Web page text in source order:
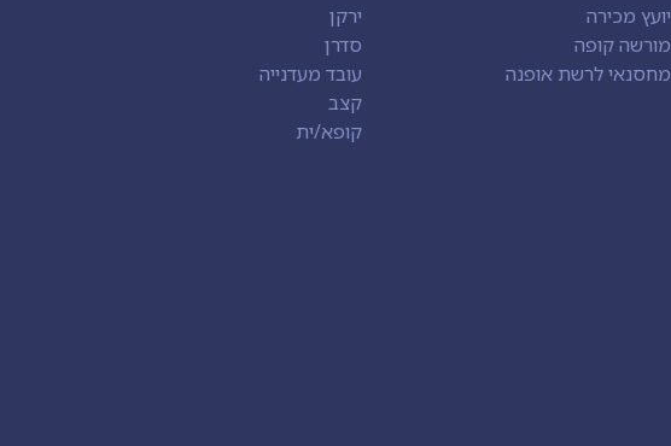
יועץ מכירה
מורשה קופה
מחסנאי לרשת אופנה
ירקן
סדרן
עובד מעדנייה
קצב
קופא/ית